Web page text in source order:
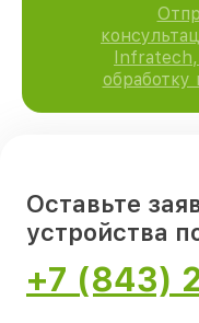
Infratech,
Оставьте
устройства
+7 (843)